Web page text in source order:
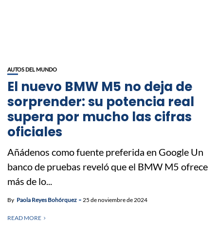
AUTOS DEL MUNDO
El nuevo BMW M5 no deja de
sorprender: su potencia real
supera por mucho las cifras
oficiales
Añádenos como fuente preferida en Google Un
banco de pruebas reveló que el BMW M5 ofrece
más de lo...
By Paola Reyes Bohórquez 25 de noviembre de 2024
READ MORE